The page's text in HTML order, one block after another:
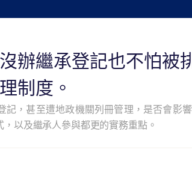
辦繼承登記也不怕被
制度。
記，甚至遭地政機關列冊管理，是否會影
以及繼承人參與都更的實務重點。